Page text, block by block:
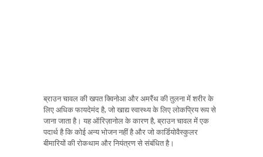
ब्राउन चावल की खपत क्विनोआ और अमरैंथ की तुलना में शरीर के
लिए अधिक फायदेमंद है, जो खाद्य स्वास्थ्य के लिए लोकप्रिय रूप से
जाना जाता है। यह ऑरिज़ानोल के कारण है, ब्राउन चावल में एक
पदार्थ है कि कोई अन्य भोजन नहीं है और जो कार्डियोवैस्कुलर
बीमारियों की रोकथाम और नियंत्रण से संबंधित है।